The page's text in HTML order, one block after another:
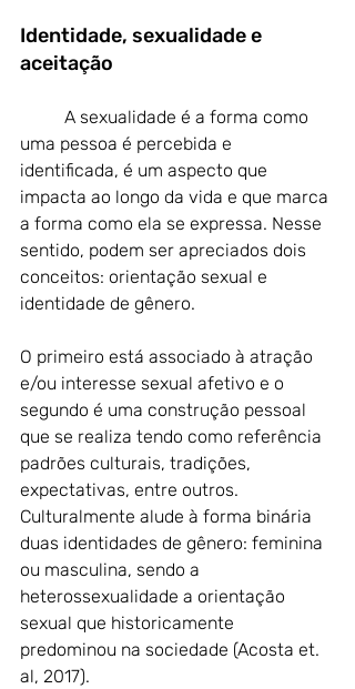
Identidade, sexualidade e
aceitação
uma pessoa é percebida e
identificada, é um aspecto que
impacta ao longo da vida e que marca
a forma como ela se expressa. Nesse
sentido, podem ser apreciados dois
conceitos: orientação sexual e
identidade de gênero.
O primeiro está associado à atração
e/ou interesse sexual afetivo e o
segundo é uma construção pessoal
que se realiza tendo como referência
padrões culturais, tradições,
expectativas, entre outros.
Culturalmente alude à forma binária
duas identidades de gênero: feminina
ou masculina, sendo a
heterossexualidade a orientação
sexual que historicamente
predominou na sociedade (Acosta et.
al, 2017).